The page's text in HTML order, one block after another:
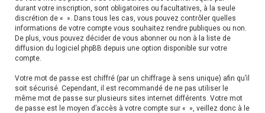
durant votre inscription, sont obligatoires ou facultatives, à la seule
discrétion de « ». Dans tous les cas, vous pouvez contrôler quelles
informations de votre compte vous souhaitez rendre publiques ou non.
De plus, vous pouvez décider de vous abonner ou non à la liste de
diffusion du logiciel phpBB depuis une option disponible sur votre
compte.
Votre mot de passe est chiffré (par un chiffrage à sens unique) afin qu’il
soit sécurisé. Cependant, il est recommandé de ne pas utiliser le
même mot de passe sur plusieurs sites internet différents. Votre mot
de passe est le moyen d’accès à votre compte sur « », veillez donc à le